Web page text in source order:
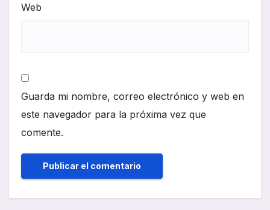
Web
Guarda mi nombre, correo electrónico y web en
este navegador para la próxima vez que
comente.